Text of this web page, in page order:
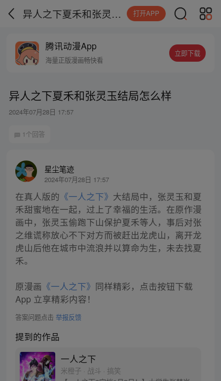
异人之下夏禾和张灵玉结局怎么样 打开APP
腾讯动漫App
海量正版漫画畅快看
立即下载
异人之下夏禾和张灵玉结局怎么样
2024年07月28日 17:57
1个回答
星尘笔迹
2024年07月28日 17:57
在真人版的 《一人之下》 大结局中，张灵玉和夏
禾甜蜜地在一起，过上了幸福的生活。在原作漫
画中，张灵玉偷跑下山保护夏禾等人，事后对张
之维谎称放心不下对方而被赶出龙虎山，离开龙
虎山后他在城市中流浪并以算命为生，未去找夏
禾。
原漫画 《一人之下》 同样精彩，点击按钮下载
App 立享精彩内容！
答案问题点击 举报反馈
提到的作品
一人之下
米橙子 · 战斗 · 搞笑